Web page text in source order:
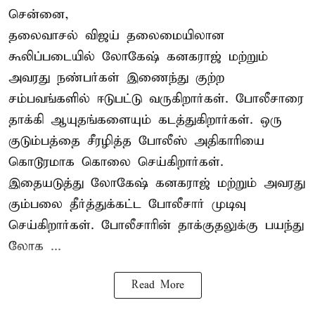
சென்னை,
தலைவாசல் விஜய் தலைமையிலான
கூலிப்படையில் லோகேஷ் கனகராஜ் மற்றும்
அவரது நண்பர்கள் இணைந்து குற்ற
சம்பவங்களில் ஈடுபட்டு வருகிறார்கள். போலீசாரை
தாக்கி ஆயுதங்களையும் கடத்துகிறார்கள். ஒரு
குடும்பத்தை சீரழித்த போலீஸ் அதிகாரியை
கொடூரமாக கொலை செய்கிறார்கள்.
இதையடுத்து லோகேஷ் கனகராஜ் மற்றும் அவரது
கும்பலை தீர்த்துக்கட்ட போலீசார் முடிவு
செய்கிறார்கள். போலீசாரின் தாக்குதலுக்கு பயந்து
லோக ...
Read More